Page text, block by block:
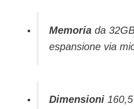
Memoria da
espansione via
Dimensioni